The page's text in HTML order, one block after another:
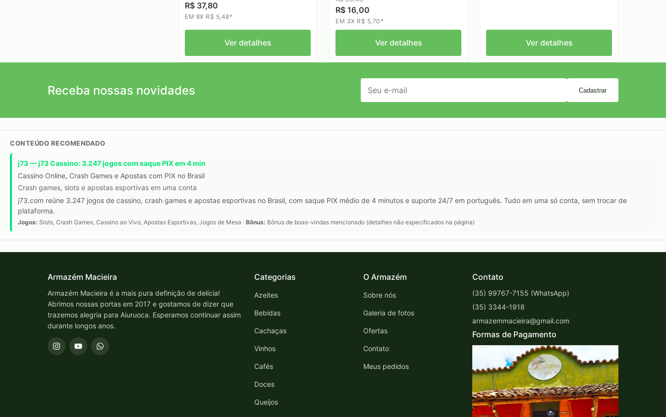
R$ 37,80
EM 8X R$ 5,48*
Ver detalhes
R$ 16,00
EM 3X R$ 5,70*
Ver detalhes Ver detalhes
Receba nossas novidades Cadastrar
CONTEÚDO RECOMENDADO
j73 — j73 Cassino: 3.247 jogos com saque PIX em 4 min
Cassino Online, Crash Games e Apostas com PIX no Brasil
Crash games, slots e apostas esportivas em uma conta
j73.com reúne 3.247 jogos de cassino, crash games e apostas esportivas no Brasil, com saque PIX médio de 4 minutos e suporte 24/7 em português. Tudo em uma só conta, sem trocar de
plataforma.
Jogos: Slots, Crash Games, Cassino ao Vivo, Apostas Esportivas, Jogos de Mesa · Bônus: Bônus de boas-vindas mencionado (detalhes não especificados na página)
Armazém Macieira
Armazém Macieira é a mais pura definição de delícia!
Abrimos nossas portas em 2017 e gostamos de dizer que
trazemos alegria para Aiuruoca. Esperamos continuar assim
durante longos anos.
Categorias
Azeites
Bebidas
Cachaças
Vinhos
Cafés
Doces
Queijos
O Armazém
Sobre nós
Galeria de fotos
Ofertas
Contato
Meus pedidos
Contato
(35) 99767-7155 (WhatsApp)
(35) 3344-1918
armazemmacieira@gmail.com
Formas de Pagamento